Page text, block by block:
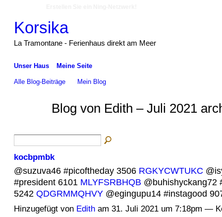
Korsika
La Tramontane - Ferienhaus direkt am Meer
Unser Haus Meine Seite
Alle Blog-Beiträge Mein Blog
Blog von Edith – Juli 2021
kocbpmbk
@suzuva46 #picoftheday 3506 RGKYCWTUKC
#president 6101 MLYFSRBHQB @buhishyckang72
5242 QDGRMMQHVY@egingupu14 #instagood
Hinzugefügt von Editham 31. Juli 2021 um 7:18pm —